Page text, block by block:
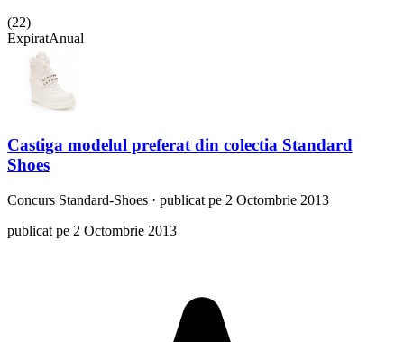
(22)
ExpiratAnual
Castiga modelul preferat din colectia Standard
Shoes
Concurs Standard-Shoes · publicat pe 2 Octombrie 2013
publicat pe 2 Octombrie 2013